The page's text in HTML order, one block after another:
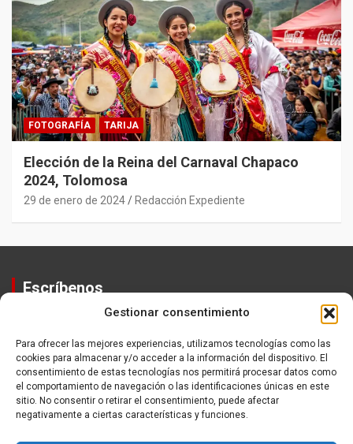
Gestionar consentimiento
Para ofrecer las mejores experiencias, utilizamos tecnologías como las
cookies para almacenar y/o acceder a la información del dispositivo. El
consentimiento de estas tecnologías nos permitirá procesar datos como
el comportamiento de navegación o las identificaciones únicas en este
sitio. No consentir o retirar el consentimiento, puede afectar
negativamente a ciertas características y funciones.
FOTOGRAFÍA TARIJA
Elección de la Reina del Carnaval Chapaco
2024, Tolomosa
29 de enero de 2024 Redacción Expediente
Escríbenos
Equipo
Política de Privacidad